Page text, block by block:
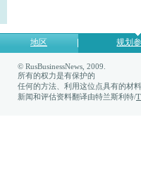
地区 规划
© RusBusinessNews, 2009.
所有的权力是有保护的
任何的方法、利用这位点具有的材
新闻和评估资料翻译由特兰斯利特/